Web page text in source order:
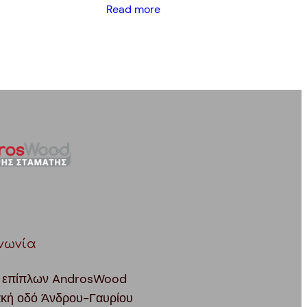
Read more
AndrosWood
οδό Άνδρου-Γαυρίου